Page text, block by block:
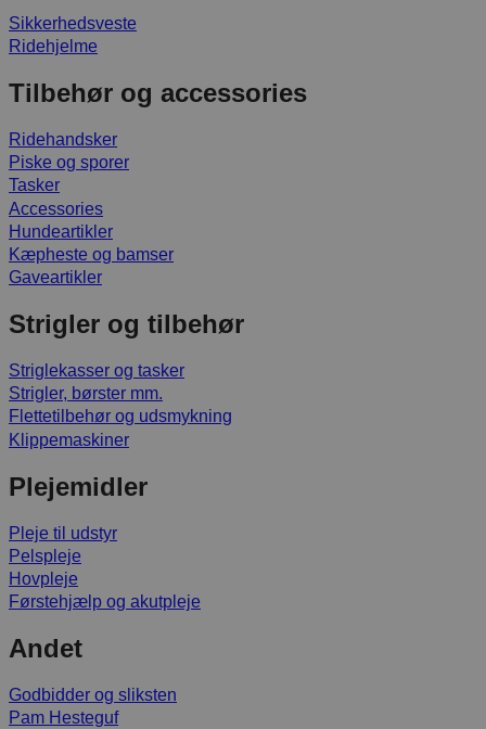
Sikkerhedsveste
Ridehjelme
Tilbehør og accessories
Ridehandsker
Piske og sporer
Tasker
Accessories
Hundeartikler
Kæpheste og bamser
Gaveartikler
Strigler og tilbehør
Striglekasser og tasker
Strigler, børster mm.
Flettetilbehør og udsmykning
Klippemaskiner
Plejemidler
Pleje til udstyr
Pelspleje
Hovpleje
Førstehjælp og akutpleje
Andet
Godbidder og sliksten
Pam Hesteguf